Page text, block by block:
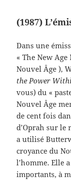
(1987)
Dans une
« The New
Nouvel Âge ),
the Power
vous) du «
Nouvel Âge
de cent fois
d’Oprah sur
a utilisé
croyance du
l’homme. Elle
importants, à